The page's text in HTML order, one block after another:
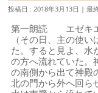
投稿日 : 2018年3月13日 最
第一朗読 エゼキ
（その日、主の使
た。すると見よ、水
の方へ流れていた。
の南側から出て神殿
北の門から外へ回ら